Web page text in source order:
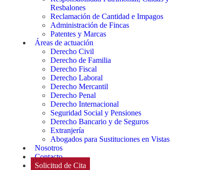
Resbalones
Reclamación de Cantidad e Impagos
Administración de Fincas
Patentes y Marcas
Áreas de actuación
Derecho Civil
Derecho de Familia
Derecho Fiscal
Derecho Laboral
Derecho Mercantil
Derecho Penal
Derecho Internacional
Seguridad Social y Pensiones
Derecho Bancario y de Seguros
Extranjería
Abogados para Sustituciones en Vistas
Nosotros
Contacto
Solicitud de Cita